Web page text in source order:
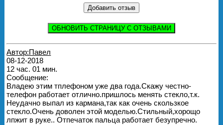
ОБНОВИТЬ СТРАНИЦУ С ОТЗЫВАМИ
Автор:Павел
08-12-2018
12 час. 01 мин.
Сообщение:
Владею этим тплефоном уже два года.Скажу честно-
телефон работает отлично.пришлось менять стекло,т.к.
Неудачно выпал из кармана,так как очень скользкое
стекло.Очень доволен этой моделью.Стильный,хорощо
лпжит в руке.. Отпечаток пальца работает безупречно.